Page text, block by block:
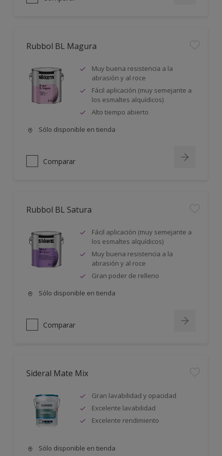
Rubbol BL Magura
Muy buena resistencia a la
abrasión y al roce
Fácil aplicación (muy semejante a
los esmaltes alquídicos)
Alto tiempo abierto
Sólo disponible en tienda
Comparar
Rubbol BL Satura
Fácil aplicación (muy semejante a
los esmaltes alquídicos)
Muy buena resistencia a la
abrasión y al roce
Gran poder de relleno
Sólo disponible en tienda
Comparar
Sideral Mate Mix
Gran lavabilidad y opacidad
Excelente lavabilidad
Excelente rendimiento
Sólo disponible en tienda